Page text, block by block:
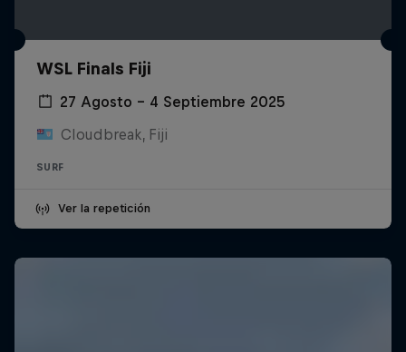
WSL Finals Fiji
27 Agosto – 4 Septiembre 2025
Cloudbreak, Fiji
SURF
Ver la repetición